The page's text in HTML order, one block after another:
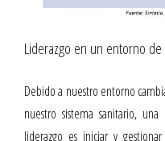
Liderazgo en un entorno
Debido a nuestro entorno
nuestro sistema sanitario,
liderazgo es iniciar y